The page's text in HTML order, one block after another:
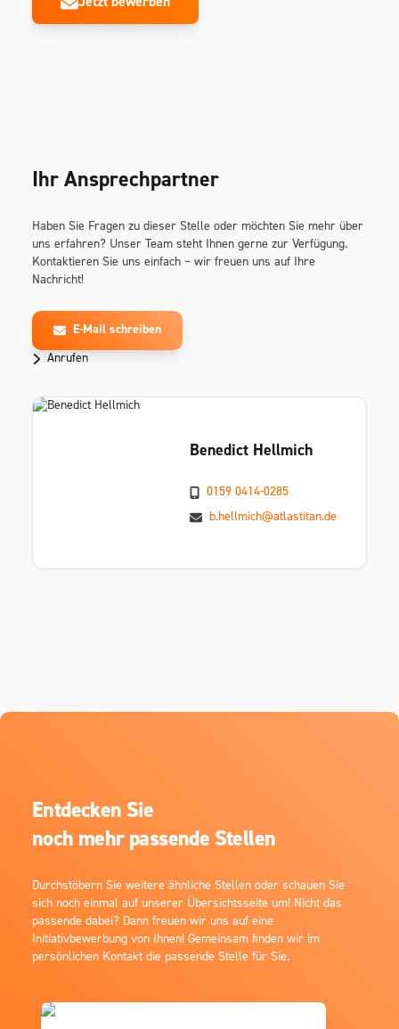
Jetzt bewerben
Ihr Ansprechpartner
Haben Sie Fragen zu dieser Stelle oder möchten Sie mehr über
uns erfahren? Unser Team steht Ihnen gerne zur Verfügung.
Kontaktieren Sie uns einfach – wir freuen uns auf Ihre
Nachricht!
E-Mail schreiben
Anrufen
Benedict Hellmich
0159 0414-0285
b.hellmich@atlastitan.de
Entdecken Sie
noch mehr passende Stellen
Durchstöbern Sie weitere ähnliche Stellen oder schauen Sie
sich noch einmal auf unserer Übersichtsseite um! Nicht das
passende dabei? Dann freuen wir uns auf eine
Initiativbewerbung von Ihnen! Gemeinsam finden wir im
persönlichen Kontakt die passende Stelle für Sie.